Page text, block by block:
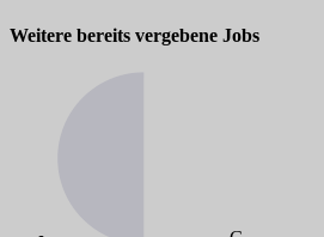
Weitere bereits vergebene Jobs